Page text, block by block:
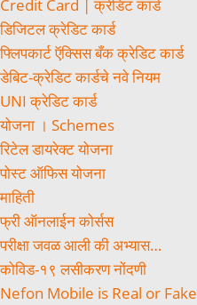
Credit Card | क्रेडिट कार्ड
डिजिटल क्रेडिट कार्ड
फ्लिपकार्ट ऍक्सिस बँक क्रेडिट कार्ड
डेबिट-क्रेडिट कार्डचे नवे नियम
UNI क्रेडिट कार्ड
योजना । Schemes
रिटेल डायरेक्ट योजना
पोस्ट ऑफिस योजना
माहिती
फ्री ऑनलाईन कोर्सस
परीक्षा जवळ आली की अभ्यास…
कोविड-१९ लसीकरण नोंदणी
Nefon Mobile is Real or Fake